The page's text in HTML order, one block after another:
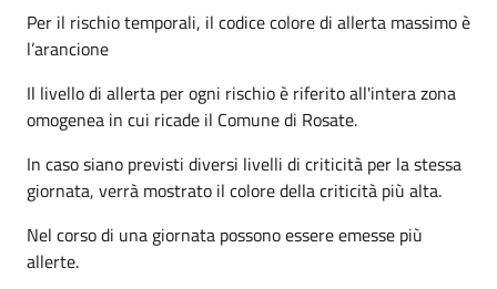
Per il rischio temporali, il codice colore di allerta massimo è
l’arancione
Il livello di allerta per ogni rischio è riferito all'intera zona
omogenea in cui ricade il Comune di Rosate.
In caso siano previsti diversi livelli di criticità per la stessa
giornata, verrà mostrato il colore della criticità più alta.
Nel corso di una giornata possono essere emesse più
allerte.